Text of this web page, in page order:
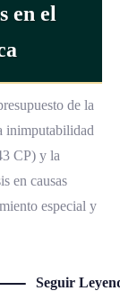
en el
de la
inimputabilidad
CP) y la
en causas
especial y
Seguir